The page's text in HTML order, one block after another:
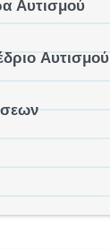
Αυτισμού
Αυτισμού